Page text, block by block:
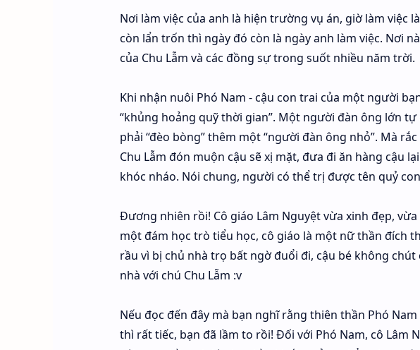
Nơi làm việc của anh là hiện trường vụ án, giờ làm việc
còn lẩn trốn thì ngày đó còn là ngày anh làm việc. Nơi
của Chu Lẫm và các đồng sự trong suốt nhiều năm trời.
Khi nhận nuôi Phó Nam - cậu con trai của một người
“khủng hoảng quỹ thời gian”. Một người đàn ông lớn
phải “đèo bòng” thêm một “người đàn ông nhỏ”. Mà
Chu Lẫm đón muộn cậu sẽ xị mặt, đưa đi ăn hàng cậu
khóc nháo. Nói chung, người có thể trị được tên quỷ
Đương nhiên rồi! Cô giáo Lâm Nguyệt vừa xinh đẹp,
một đám học trò tiểu học, cô giáo là một nữ thần đích
rầu vì bị chủ nhà trọ bất ngờ đuổi đi, cậu bé không
nhà với chú Chu Lẫm :v
Nếu đọc đến đây mà bạn nghĩ rằng thiên thần Phó
thì rất tiếc, bạn đã lầm to rồi! Đối với Phó Nam, cô Lâm